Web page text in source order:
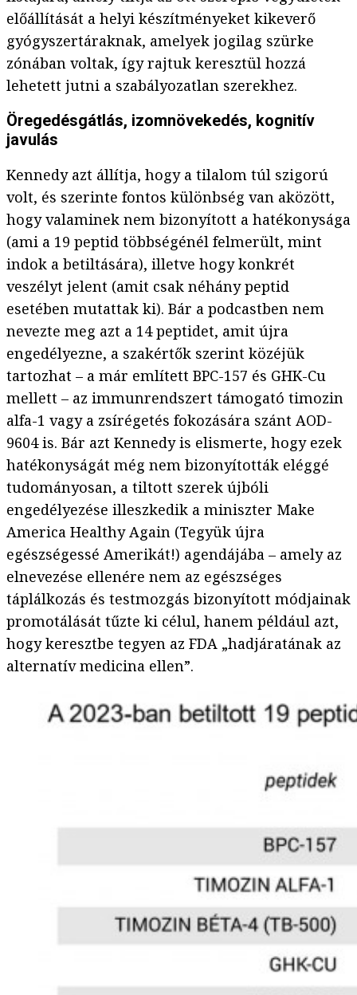
előállítását a helyi készítményeket kikeverő
gyógyszertáraknak, amelyek jogilag szürke
zónában voltak, így rajtuk keresztül hozzá
lehetett jutni a szabályozatlan szerekhez.
Öregedésgátlás, izomnövekedés, kognitív
javulás
Kennedy azt állítja, hogy a tilalom túl szigorú
volt, és szerinte fontos különbség van aközött,
hogy valaminek nem bizonyított a hatékonysága
(ami a 19 peptid többségénél felmerült, mint
indok a betiltására), illetve hogy konkrét
veszélyt jelent (amit csak néhány peptid
esetében mutattak ki). Bár a podcastben nem
nevezte meg azt a 14 peptidet, amit újra
engedélyezne, a szakértők szerint közéjük
tartozhat – a már említett BPC-157 és GHK-Cu
mellett – az immunrendszert támogató timozin
alfa-1 vagy a zsírégetés fokozására szánt AOD-
9604 is. Bár azt Kennedy is elismerte, hogy ezek
hatékonyságát még nem bizonyították eléggé
tudományosan, a tiltott szerek újbóli
engedélyezése illeszkedik a miniszter Make
America Healthy Again (Tegyük újra
egészségessé Amerikát!) agendájába – amely az
elnevezése ellenére nem az egészséges
táplálkozás és testmozgás bizonyított módjainak
promotálását tűzte ki célul, hanem például azt,
hogy keresztbe tegyen az FDA „hadjáratának az
alternatív medicina ellen”.